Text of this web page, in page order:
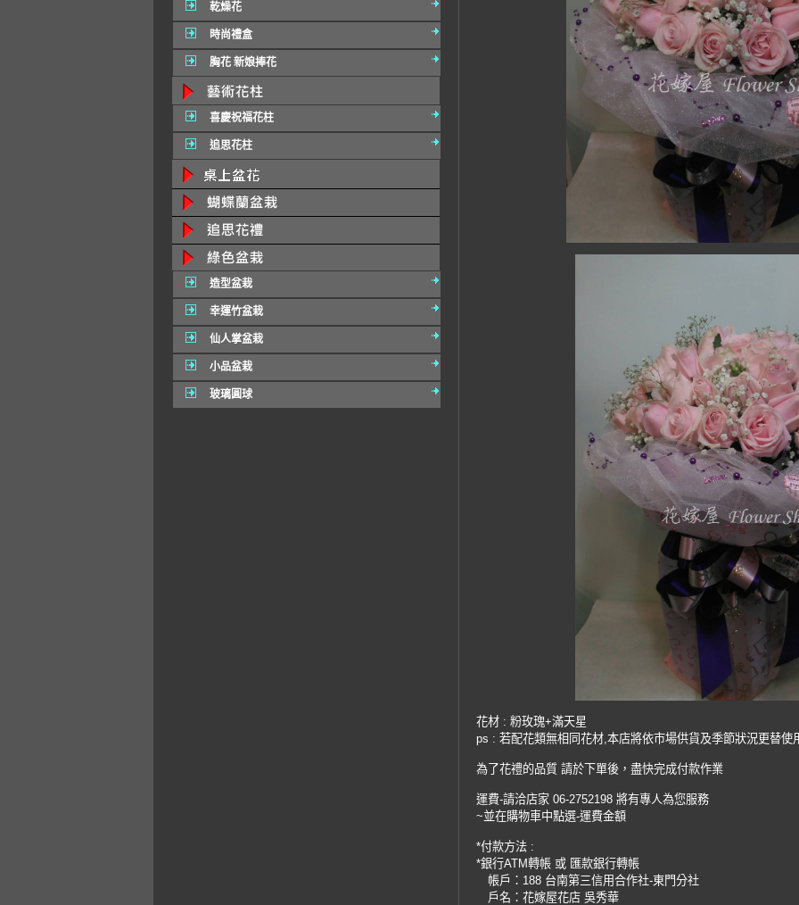
乾燥花
時尚禮盒
胸花 新娘捧花
喜慶祝福花柱
追思花柱
造型盆栽
幸運竹盆栽
仙人掌盆栽
小品盆栽
玻璃圓球
花材 : 粉玫瑰+滿天星
ps : 若配花類無相同花材,本店將依市場供貨及季節狀況更替使
為了花禮的品質 請於下單後，盡快完成付款作業
運費-請洽店家 06-2752198 將有專人為您服務
~並在購物車中點選-運費金額
*付款方法 :
*銀行ATM轉帳 或 匯款銀行轉帳
帳戶：188 台南第三信用合作社-東門分社
戶名：花嫁屋花店 吳秀華